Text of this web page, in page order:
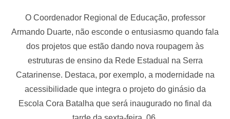
O Coordenador Regional de Educação, professor
Armando Duarte, não esconde o entusiasmo quando fala
dos projetos que estão dando nova roupagem às
estruturas de ensino da Rede Estadual na Serra
Catarinense. Destaca, por exemplo, a modernidade na
acessibilidade que integra o projeto do ginásio da
Escola Cora Batalha que será inaugurado no final da